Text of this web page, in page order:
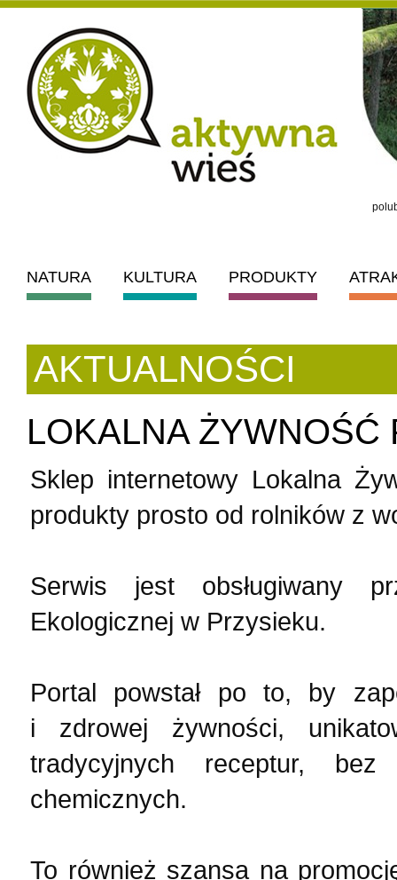
NATURA KULTURA PRODUKTY
AKTUALNOŚCI
LOKALNA
Sklep internetowy Lokalna
produkty prosto od rolników z
Serwis jest obsługiwany
Ekologicznej w Przysieku.
Portal powstał po to, by
i zdrowej żywności,
tradycyjnych receptur,
chemicznych.
To również szansa na